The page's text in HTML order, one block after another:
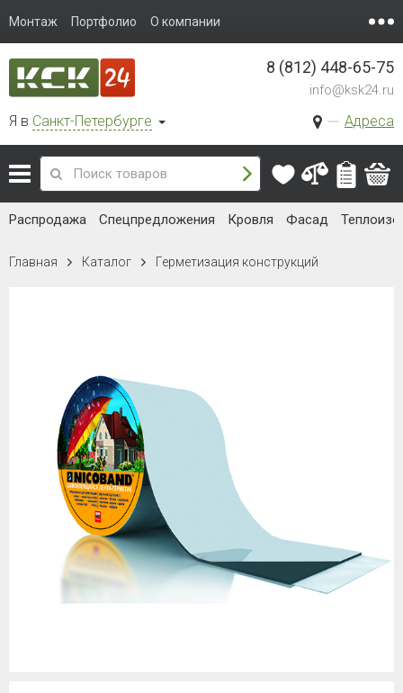
Монтаж Портфолио О компании
Я в Санкт-Петербурге Адреса
8 (812) 448-65-75
info@ksk24.ru
Распродажа Спецпредложения Кровля Фасад
Главная Каталог Герметизация конструкций